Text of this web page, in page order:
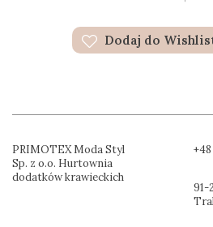
Dodaj do
PRIMOTEX Moda Styl
Sp. z o.o. Hurtownia
dodatków krawieckich
91-